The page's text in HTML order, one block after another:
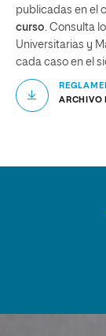
publicadas en el
curso. Consulta
Universitarias y
cada caso en el
ARCHIVO